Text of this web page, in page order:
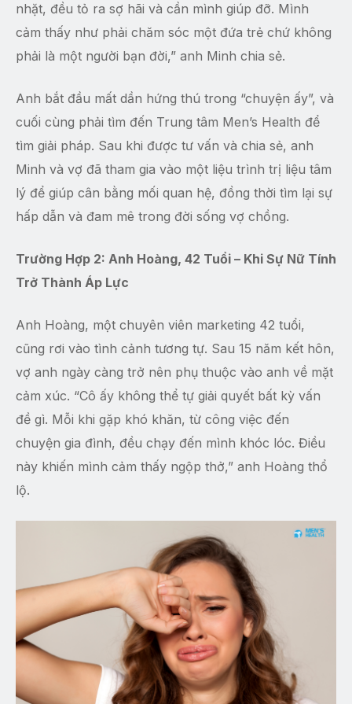
nhặt, đều tỏ ra sợ hãi và cần mình giúp đỡ. Mình
cảm thấy như phải chăm sóc một đứa trẻ chứ không
phải là một người bạn đời,” anh Minh chia sẻ.
Anh bắt đầu mất dần hứng thú trong “chuyện ấy”, và
cuối cùng phải tìm đến Trung tâm Men’s Health để
tìm giải pháp. Sau khi được tư vấn và chia sẻ, anh
Minh và vợ đã tham gia vào một liệu trình trị liệu tâm
lý để giúp cân bằng mối quan hệ, đồng thời tìm lại sự
hấp dẫn và đam mê trong đời sống vợ chồng.
Trường Hợp 2: Anh Hoàng, 42 Tuổi – Khi Sự Nữ Tính
Trở Thành Áp Lực
Anh Hoàng, một chuyên viên marketing 42 tuổi,
cũng rơi vào tình cảnh tương tự. Sau 15 năm kết hôn,
vợ anh ngày càng trở nên phụ thuộc vào anh về mặt
cảm xúc. “Cô ấy không thể tự giải quyết bất kỳ vấn
đề gì. Mỗi khi gặp khó khăn, từ công việc đến
chuyện gia đình, đều chạy đến mình khóc lóc. Điều
này khiến mình cảm thấy ngộp thở,” anh Hoàng thổ
lộ.